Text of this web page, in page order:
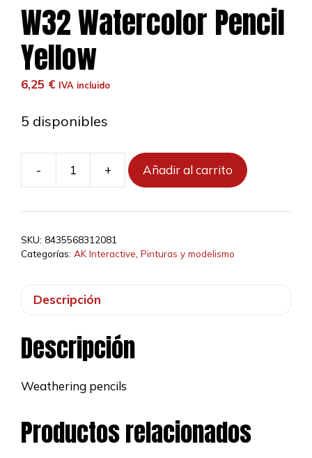
W32 Watercolor Pencil
Yellow
6,25 € IVA incluido
5 disponibles
-
W32
Pencil
cantidad
+ Añadir al carrito
SKU: 8435568312081
Categorías: AK Interactive Pinturas y modelismo
Descripción
Descripción
Weathering pencils
Productos relacionados